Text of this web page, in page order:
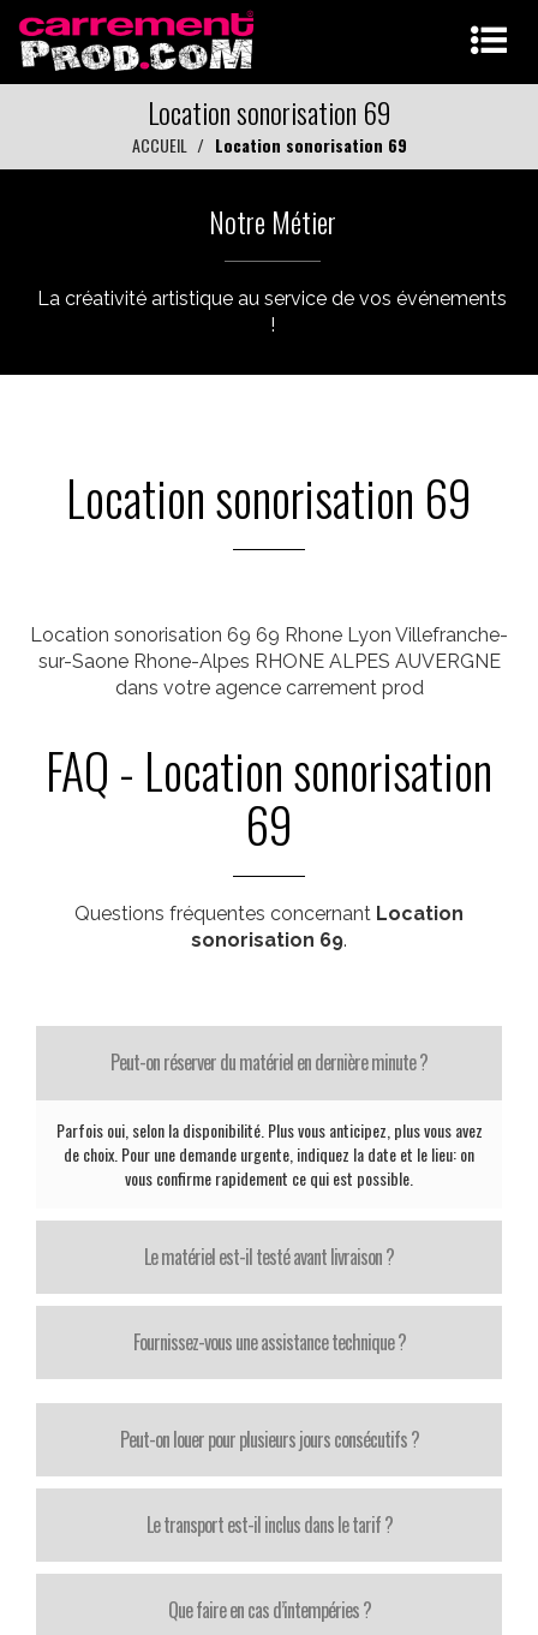
Location sonorisation 69
ACCUEIL Location sonorisation 69
Notre Métier
La créativité artistique au service de vos événements
!
Location sonorisation 69
Location sonorisation 69 69 Rhone Lyon Villefranche-
sur-Saone Rhone-Alpes RHONE ALPES AUVERGNE
dans votre agence carrement prod
FAQ - Location sonorisation
69
Questions fréquentes concernant Location
sonorisation 69.
Peut-on réserver du matériel en dernière minute ?
Parfois oui, selon la disponibilité. Plus vous anticipez, plus vous avez
de choix. Pour une demande urgente, indiquez la date et le lieu: on
vous confirme rapidement ce qui est possible.
Le matériel est-il testé avant livraison ?
Fournissez-vous une assistance technique ?
Peut-on louer pour plusieurs jours consécutifs ?
Le transport est-il inclus dans le tarif ?
Que faire en cas d’intempéries ?